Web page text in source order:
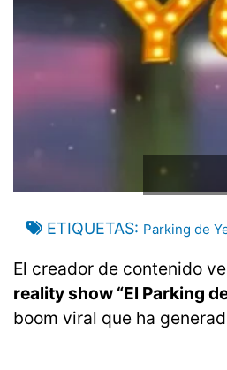
ETIQUETAS Parking de
El creador de contenido
reality show “El Parking
boom viral que ha